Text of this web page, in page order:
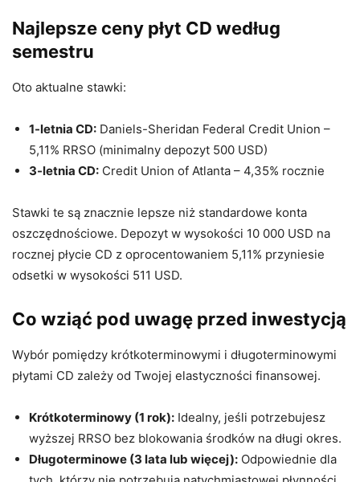
Najlepsze ceny płyt CD według
semestru
Oto aktualne stawki:
1-letnia CD: Daniels-Sheridan Federal Credit Union –
5,11% RRSO (minimalny depozyt 500 USD)
3-letnia CD: Credit Union of Atlanta – 4,35% rocznie
Stawki te są znacznie lepsze niż standardowe konta
oszczędnościowe. Depozyt w wysokości 10 000 USD na
rocznej płycie CD z oprocentowaniem 5,11% przyniesie
odsetki w wysokości 511 USD.
Co wziąć pod uwagę przed inwestycją
Wybór pomiędzy krótkoterminowymi i długoterminowymi
płytami CD zależy od Twojej elastyczności finansowej.
Krótkoterminowy (1 rok): Idealny, jeśli potrzebujesz
wyższej RRSO bez blokowania środków na długi okres.
Długoterminowe (3 lata lub więcej): Odpowiednie dla